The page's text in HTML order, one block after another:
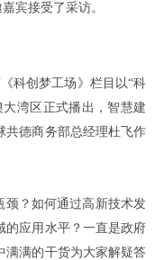
宾接受了采访。
科创梦工场》栏目 以“科
大湾区 正式播出 ， 智慧建
共德商务部总经理杜飞作
颈？如何通过高新技术发
的应用水平？一直是政府
满满的干货为大家解疑答